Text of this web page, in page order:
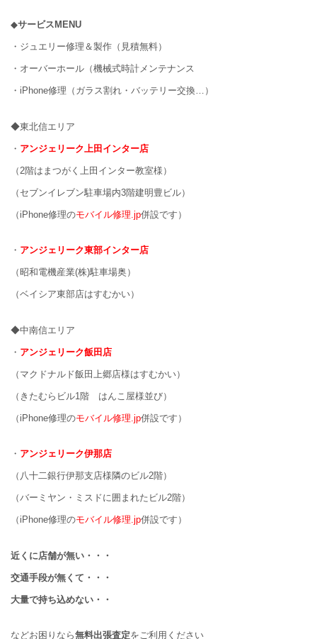
◆サービスMENU
・ジュエリー修理＆製作（見積無料）
・オーバーホール（機械式時計メンテナンス
・iPhone修理（ガラス割れ・バッテリー交換…）
◆東北信エリア
・ アンジェリーク上田インター店
（2階はまつがく上田インター教室様）
（セブンイレブン駐車場内3階建明豊ビル）
（iPhone修理のモバイル修理.jp併設です）
・ アンジェリーク東部インター店
（昭和電機産業(株)駐車場奥）
（ベイシア東部店はすむかい）
◆中南信エリア
・ アンジェリーク飯田店
（マクドナルド飯田上郷店様はすむかい）
（きたむらビル1階 はんこ屋様並び）
（iPhone修理のモバイル修理.jp併設です）
・ アンジェリーク伊那店
（八十二銀行伊那支店様隣のビル2階）
（バーミヤン・ミスドに囲まれたビル2階）
（iPhone修理のモバイル修理.jp併設です）
近くに店舗が無い・・・
交通手段が無くて・・・
大量で持ち込めない・・
などお困りなら無料出張査定をご利用ください